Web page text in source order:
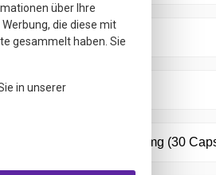
über Ihre
die diese mit
gesammelt haben. Sie
in unserer